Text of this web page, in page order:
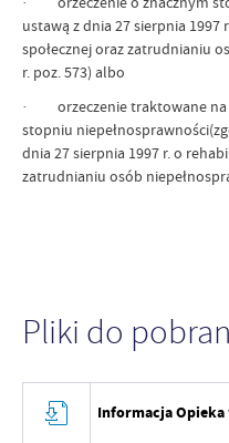
ustawą z dnia 27 sierpnia
społecznej oraz zatrudnianiu
r. poz. 573) albo
· orzeczenie traktowane na
stopniu
dnia 27 sierpnia 1997 r. o
zatrudnianiu osób
Pliki do
Informacja